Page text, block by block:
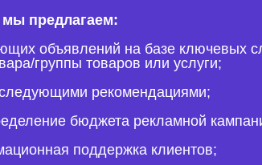
предлагаем:
объявлений на базе ключевых
группы товаров или услуги;
рекомендациями;
бюджета рекламной
поддержка клиентов;